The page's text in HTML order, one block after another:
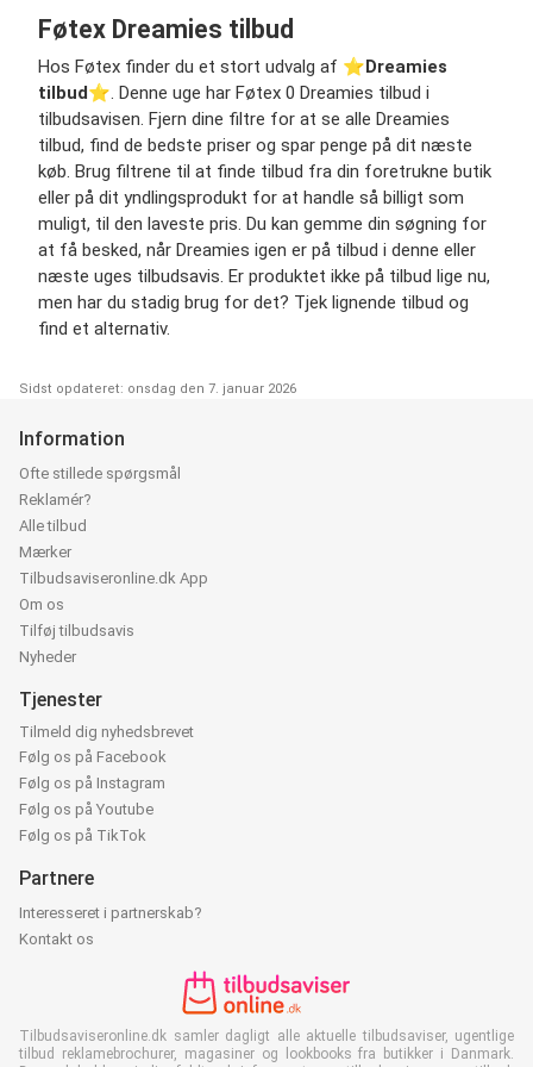
Føtex Dreamies tilbud
Hos Føtex finder du et stort udvalg af ⭐️Dreamies
tilbud⭐️. Denne uge har Føtex 0 Dreamies tilbud i
tilbudsavisen. Fjern dine filtre for at se alle Dreamies
tilbud, find de bedste priser og spar penge på dit næste
køb. Brug filtrene til at finde tilbud fra din foretrukne butik
eller på dit yndlingsprodukt for at handle så billigt som
muligt, til den laveste pris. Du kan gemme din søgning for
at få besked, når Dreamies igen er på tilbud i denne eller
næste uges tilbudsavis. Er produktet ikke på tilbud lige nu,
men har du stadig brug for det? Tjek lignende tilbud og
find et alternativ.
Sidst opdateret: onsdag den 7. januar 2026
Information
Ofte stillede spørgsmål
Reklamér?
Alle tilbud
Mærker
Tilbudsaviseronline.dk App
Om os
Tilføj tilbudsavis
Nyheder
Tjenester
Tilmeld dig nyhedsbrevet
Følg os på Facebook
Følg os på Instagram
Følg os på Youtube
Følg os på TikTok
Partnere
Interesseret i partnerskab?
Kontakt os
Tilbudsaviseronline.dk samler dagligt alle aktuelle tilbudsaviser, ugentlige
tilbud reklamebrochurer, magasiner og lookbooks fra butikker i Danmark.